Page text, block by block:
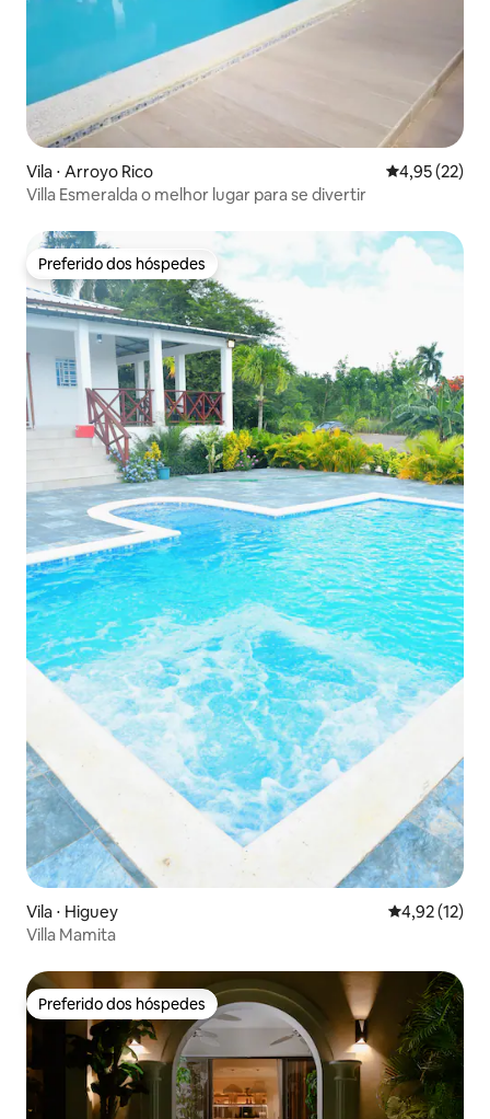
Vila ⋅ Arroyo Rico 4,95 de uma
4,95 (22)
Villa Esmeralda o melhor lugar para se divertir
Preferido dos hóspedes
Preferido dos hóspedes
Vila ⋅ Higuey 4,92 de uma
4,92 (12)
Villa Mamita
Preferido dos hóspedes
Preferido dos hóspedes